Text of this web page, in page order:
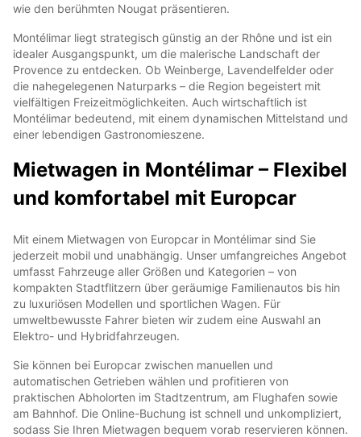
wie den berühmten Nougat präsentieren.
Montélimar liegt strategisch günstig an der Rhône und ist ein
idealer Ausgangspunkt, um die malerische Landschaft der
Provence zu entdecken. Ob Weinberge, Lavendelfelder oder
die nahegelegenen Naturparks – die Region begeistert mit
vielfältigen Freizeitmöglichkeiten. Auch wirtschaftlich ist
Montélimar bedeutend, mit einem dynamischen Mittelstand und
einer lebendigen Gastronomieszene.
Mietwagen in Montélimar – Flexibel
und komfortabel mit Europcar
Mit einem Mietwagen von Europcar in Montélimar sind Sie
jederzeit mobil und unabhängig. Unser umfangreiches Angebot
umfasst Fahrzeuge aller Größen und Kategorien – von
kompakten Stadtflitzern über geräumige Familienautos bis hin
zu luxuriösen Modellen und sportlichen Wagen. Für
umweltbewusste Fahrer bieten wir zudem eine Auswahl an
Elektro- und Hybridfahrzeugen.
Sie können bei Europcar zwischen manuellen und
automatischen Getrieben wählen und profitieren von
praktischen Abholorten im Stadtzentrum, am Flughafen sowie
am Bahnhof. Die Online-Buchung ist schnell und unkompliziert,
sodass Sie Ihren Mietwagen bequem vorab reservieren können.